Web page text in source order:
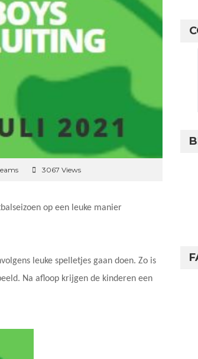
3067 Views
op een leuke manier
leuke spelletjes gaan doen. Zo is
Na afloop krijgen de kinderen een